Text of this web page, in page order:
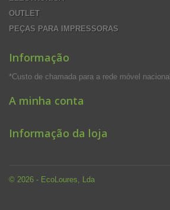
OUTLET
PEÇAS PARA IMPRESSORAS
Informação
*Custo de chamada para a rede móvel nacional
© 2026 - EcoLoures, Lda
A minha conta
Informação da loja